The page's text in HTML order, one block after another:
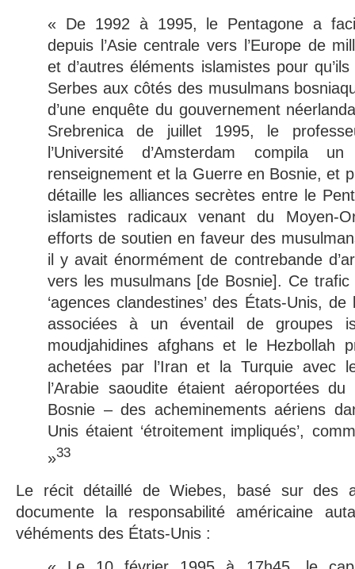
« De 1992 à 1995, le Pentagone a
depuis l’Asie centrale vers l’Europe de
et d’autres éléments islamistes pour
Serbes aux côtés des musulmans
d’une enquête du gouvernement
Srebrenica de juillet 1995, le
l’Université d’Amsterdam compila
renseignement et la Guerre en Bosnie, et
détaille les alliances secrètes entre le
islamistes radicaux venant du Moyen-
efforts de soutien en faveur des
il y avait énormément de contrebande
vers les musulmans [de Bosnie]. Ce
‘agences clandestines’ des États-Unis,
associées à un éventail de groupes
moudjahidines afghans et le Hezbollah
achetées par l’Iran et la Turquie avec
l’Arabie saoudite étaient aéroportées
Bosnie – des acheminements aériens
Unis étaient ‘étroitement impliqués’,
»33
Le récit détaillé de Wiebes, basé sur des
documente la responsabilité américaine
véhéments des États-Unis :